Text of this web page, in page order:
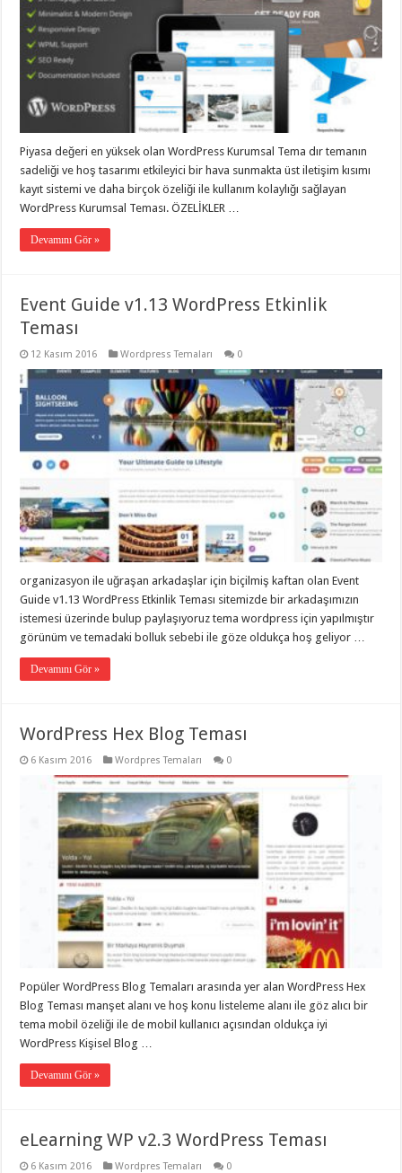
Piyasa değeri en yüksek olan WordPress Kurumsal Tema dır temanın
sadeliği ve hoş tasarımı etkileyici bir hava sunmakta üst iletişim kısımı
kayıt sistemi ve daha birçok özeliği ile kullanım kolaylığı sağlayan
WordPress Kurumsal Teması. ÖZELİKLER …
Devamını Gör »
Event Guide v1.13 WordPress Etkinlik
Teması
12 Kasım 2016 Wordpress Temaları 0
organizasyon ile uğraşan arkadaşlar için biçilmiş kaftan olan Event
Guide v1.13 WordPress Etkinlik Teması sitemizde bir arkadaşımızın
istemesi üzerinde bulup paylaşıyoruz tema wordpress için yapılmıştır
görünüm ve temadaki bolluk sebebi ile göze oldukça hoş geliyor …
Devamını Gör »
WordPress Hex Blog Teması
6 Kasım 2016 Wordpres Temaları 0
Popüler WordPress Blog Temaları arasında yer alan WordPress Hex
Blog Teması manşet alanı ve hoş konu listeleme alanı ile göz alıcı bir
tema mobil özeliği ile de mobil kullanıcı açısından oldukça iyi
WordPress Kişisel Blog …
Devamını Gör »
eLearning WP v2.3 WordPress Teması
6 Kasım 2016 Wordpres Temaları 0